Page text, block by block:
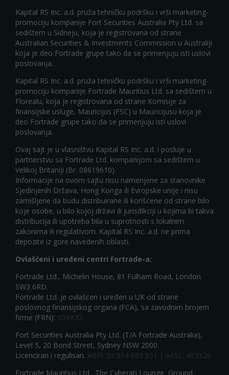
Kapital RS Inc. a.d. pruža tehničku podršku i vrši marketing-
promociju kompanije Fort Securities Australia Pty Ltd. sa
sedištem u Sidneju, koja je registrovana od strane
Australian Securities & Investments Commission u Australiji
koja je deo Fortrade grupe tako da se primenjuju isti uslovi
poslovanja.
Kapital RS Inc. a.d. pruža tehničku podršku i vrši marketing-
promociju kompanije Fortrade Mauritius Ltd. sa sedištem u
Florealu, koja je registrovana od strane Komisije za
finansijske usluge, Mauricijus (FSC) u Mauricijusu koja je
deo Fortrade grupe tako da se primenjuju isti uslovi
poslovanja.
Ovaj sajt je u vlasništvu Kapital RS Inc. a.d. i posluje u
partnerstvu sa Fortrade Ltd. kompanijom sa sedištem u
Velikoj Britaniji (Br. 08619610).
Informacije na ovom sajtu nisu namenjene za stanovnike
Sjedinjenih Država, Hong Konga ili Evropske unije i nisu
zamišljene da budu distribuirane ili korišćene od strane bilo
koje osobe, u bilo kojoj državi ili jurisdikciji u kojima bi takva
distribucija ili upotreba bila u suprotnosti s lokalnim
zakonima ili regulativom. Kapital RS Inc. a.d. ne prima
depozite iz gore navedenih oblasti.
Ovlašćeni i uređeni centri Fortrade-a:
Fortrade Ltd., Michelin House, 81 Fulham Road, London.
SW3 6RD.
Fortrade Ltd. je ovlašćen i uređen u UK od strane
poslovnog finansijskog organa (FCA), sa zavodnim brojem
firme (FRN): 609970.
Fort Securities Australia Pty Ltd. (T/A Fortrade Australia),
Level 5, 20 Bond Street, Sydney NSW 2000.
Licenciran i regulisan. ABN: 33 614 683 831 | AFSL: 493520.
Fortrade Mauritius Ltd., The Cyberati Lounge, Ground